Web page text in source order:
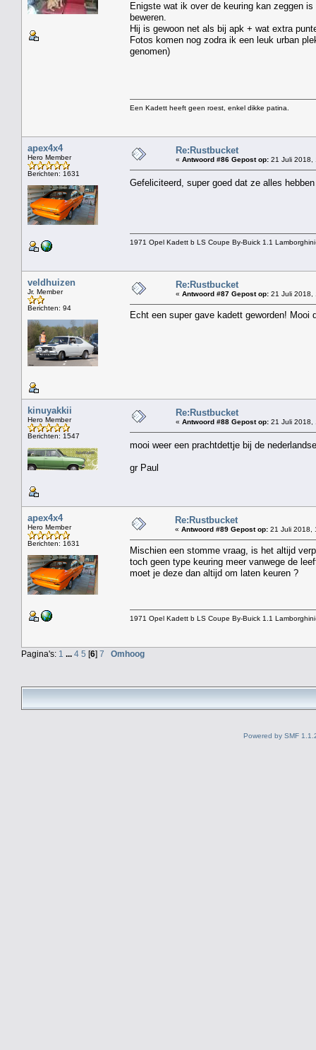
Enigste wat ik over de keuring kan zeggen
beweren.
Hij is gewoon net als bij apk + wat extra
Fotos komen nog zodra ik een leuk urban
genomen)
Een Kadett heeft geen roest, enkel dikke patina.
apex4x4
Hero Member
Berichten: 1631
Re:Rustbucket
« Antwoord #86 Gepost op: 21 Juli 2018,
Gefeliciteerd, super goed dat ze alles
1971 Opel Kadett b LS Coupe By-Buick 1.1
veldhuizen
Jr. Member
Berichten: 94
Re:Rustbucket
« Antwoord #87 Gepost op: 21 Juli 2018,
Echt een super gave kadett geworden!
kinuyakkii
Hero Member
Berichten: 1547
Re:Rustbucket
« Antwoord #88 Gepost op: 21 Juli 2018,
mooi weer een prachtdettje bij de
gr Paul
apex4x4
Hero Member
Berichten: 1631
Re:Rustbucket
« Antwoord #89 Gepost op: 21 Juli 2018,
Mischien een stomme vraag, is het altijd
toch geen type keuring meer vanwege de
moet je deze dan altijd om laten keuren ?
1971 Opel Kadett b LS Coupe By-Buick 1.1
Pagina's: 1 ... 4 5 [6] 7 Omhoog
Powered by SMF